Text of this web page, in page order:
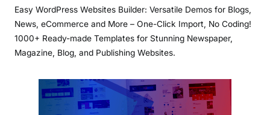
Easy WordPress Websites Builder: Versatile Demos for Blogs,
News, eCommerce and More – One-Click Import, No Coding!
1000+ Ready-made Templates for Stunning Newspaper,
Magazine, Blog, and Publishing Websites.